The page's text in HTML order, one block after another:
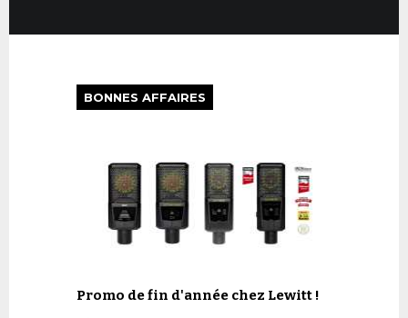
BONNES AFFAIRES
Promo de fin d'année chez Lewitt !